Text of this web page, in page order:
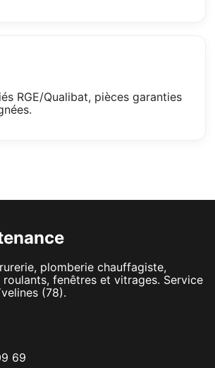
RGE/Qualibat, pièces garanties
plomberie chauffagiste,
fenêtres et vitrages. Service
(78).
69